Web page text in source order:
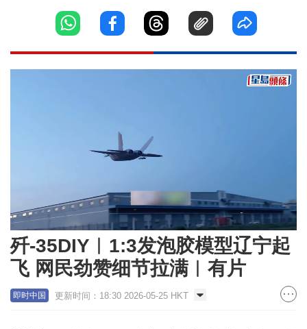
Loaded
100.00%
歼-35DIY︱1:3发泡胶模型辽宁起
飞 网民劲赞细节拉满︱有片
即时中国 更新时间：18:30 2026-05-25 HKT